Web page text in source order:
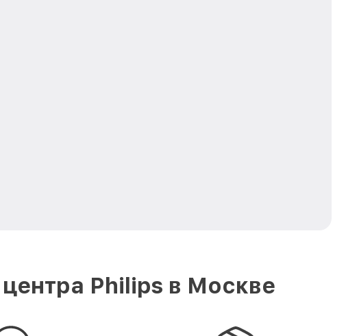
Philips в Москве